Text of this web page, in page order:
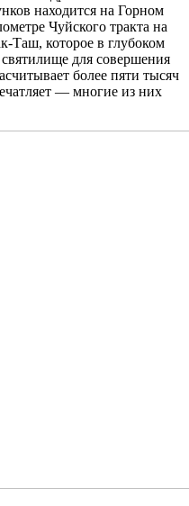
находится на Горном
Чуйского тракта на
Таш, которое в глубоком
для совершения
более пяти тысяч
— многие из них